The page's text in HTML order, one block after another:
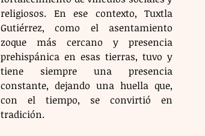
religiosos. En ese contexto, Tuxtla
Gutiérrez, como el asentamiento
zoque más cercano y presencia
prehispánica en esas tierras, tuvo y
tiene siempre una presencia
constante, dejando una huella que,
con el tiempo, se convirtió en
tradición.